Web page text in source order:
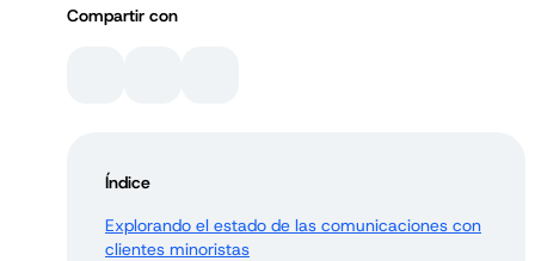
Compartir con
Índice
Explorando el estado de las comunicaciones con
clientes minoristas